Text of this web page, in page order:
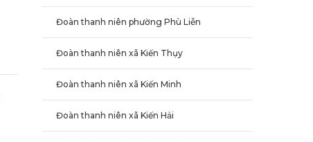
Đoàn thanh niên phường Phù Liễn
Đoàn thanh niên xã Kiến Thụy
Đoàn thanh niên xã Kiến Minh
Đoàn thanh niên xã Kiến Hải